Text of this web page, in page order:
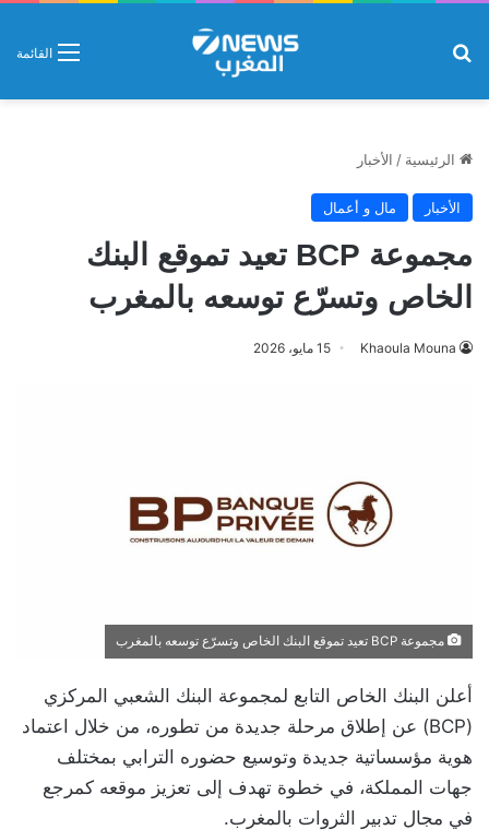
القائمة
الرئيسية / الأخبار
الأخبار مال و أعمال
مجموعة BCP تعيد تموقع البنك
الخاص وتسرّع توسعه بالمغرب
Khaoula Mouna 15 مايو، 2026
مجموعة BCP تعيد تموقع البنك الخاص وتسرّع توسعه بالمغرب
أعلن البنك الخاص التابع لمجموعة البنك الشعبي المركزي
(BCP) عن إطلاق مرحلة جديدة من تطوره، من خلال اعتماد
هوية مؤسساتية جديدة وتوسيع حضوره الترابي بمختلف
جهات المملكة، في خطوة تهدف إلى تعزيز موقعه كمرجع
في مجال تدبير الثروات بالمغرب.